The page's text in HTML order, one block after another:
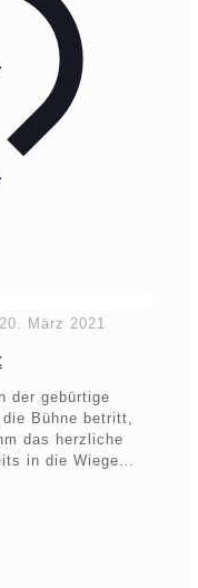
20. März 2021
der gebürtige
Bühne betritt,
das herzliche
in die Wiege…